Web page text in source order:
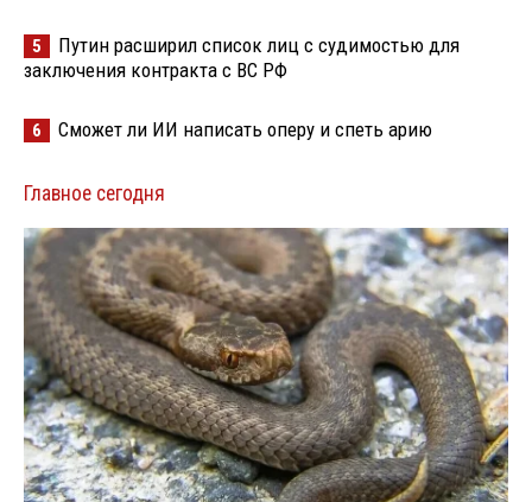
5
Путин расширил список лиц с судимостью для
заключения контракта с ВС РФ
6 Сможет ли ИИ написать оперу и спеть арию
Главное сегодня